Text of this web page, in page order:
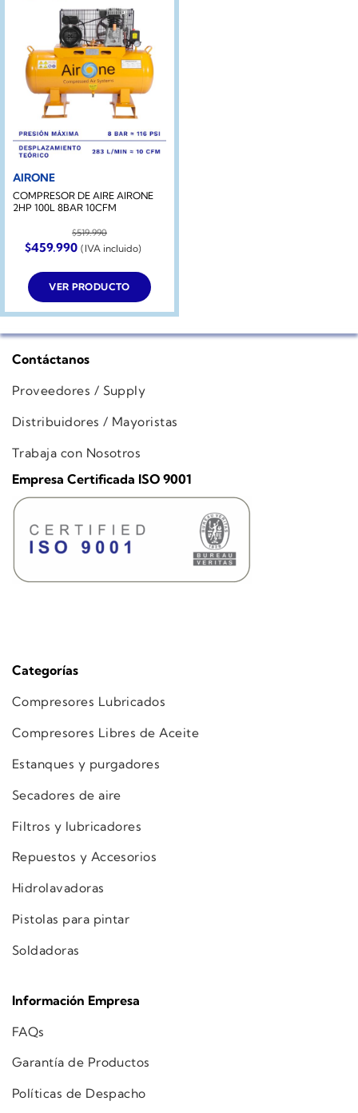
AIRONE
COMPRESOR DE AIRE AIRONE
2HP 100L 8BAR 10CFM
$519.990
El
precio
original
era:
$519.990.
$459.990El
precio
actual
es:
$459.990.
(IVA incluido)
VER PRODUCTO
Categorías
Compresores Lubricados
Compresores Libres de Aceite
Estanques y purgadores
Secadores de aire
Filtros y lubricadores
Repuestos y Accesorios
Hidrolavadoras
Pistolas para pintar
Soldadoras
Información Empresa
FAQs
Garantía de Productos
Políticas de Despacho
Contáctanos
Proveedores / Supply
Distribuidores / Mayoristas
Trabaja con Nosotros
Empresa Certificada ISO 9001